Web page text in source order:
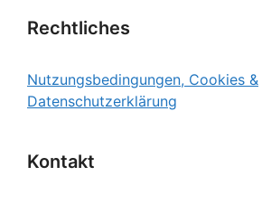
Rechtliches
Nutzungsbedingungen, Cookies &
Datenschutzerklärung
Kontakt